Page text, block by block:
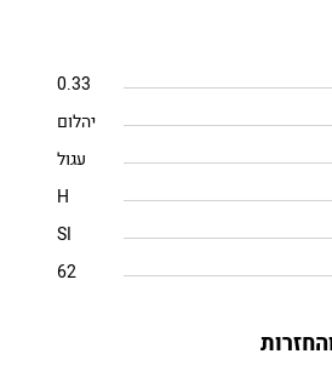
0.33
יהלום
עגול
H
SI
62